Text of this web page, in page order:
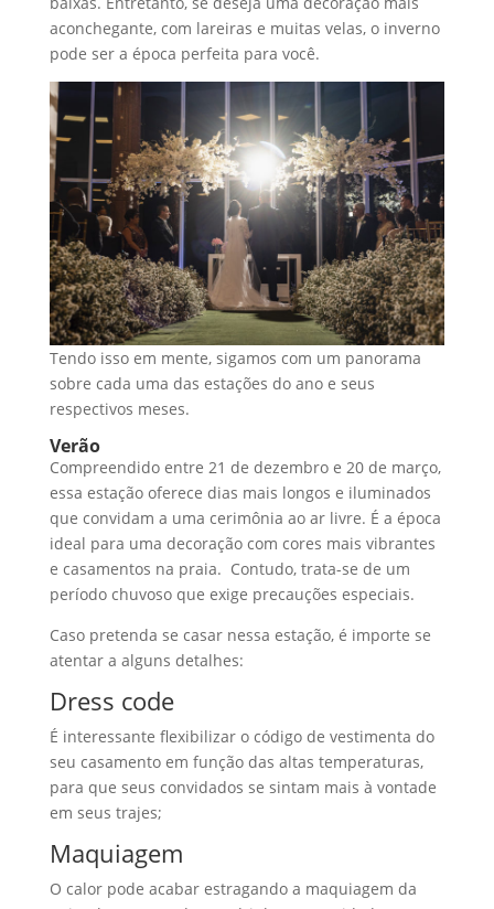
aconchegante, com lareiras e muitas velas, o inverno
pode ser a época perfeita para você.
Tendo isso em mente, sigamos com um panorama
sobre cada uma das estações do ano e seus
respectivos meses.
Verão
Compreendido entre 21 de dezembro e 20 de março,
essa estação oferece dias mais longos e iluminados
que convidam a uma cerimônia ao ar livre. É a época
ideal para uma decoração com cores mais vibrantes
e casamentos na praia. Contudo, trata-se de um
período chuvoso que exige precauções especiais.
Caso pretenda se casar nessa estação, é importe se
atentar a alguns detalhes:
Dress code
É interessante flexibilizar o código de vestimenta do
seu casamento em função das altas temperaturas,
para que seus convidados se sintam mais à vontade
em seus trajes;
Maquiagem
O calor pode acabar estragando a maquiagem da